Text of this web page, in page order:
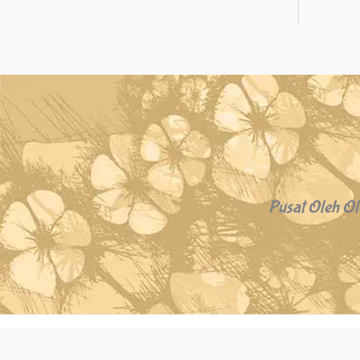
Pusat Oleh